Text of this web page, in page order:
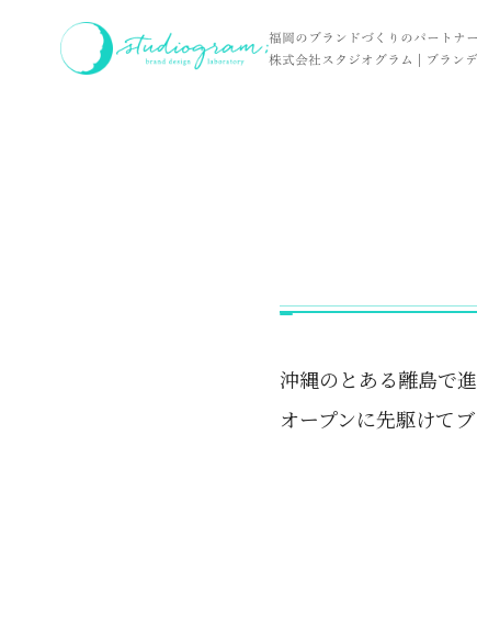
福岡のブランドづくりのパートナー
株式会社スタジオグラム | ブラン
ホーム
沖縄のとある離島で
オープンに先駆けて